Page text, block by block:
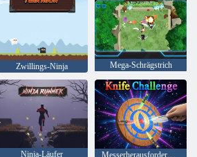
Zwillings-Ninja Mega-Schrägstrich
Ninja-Läufer